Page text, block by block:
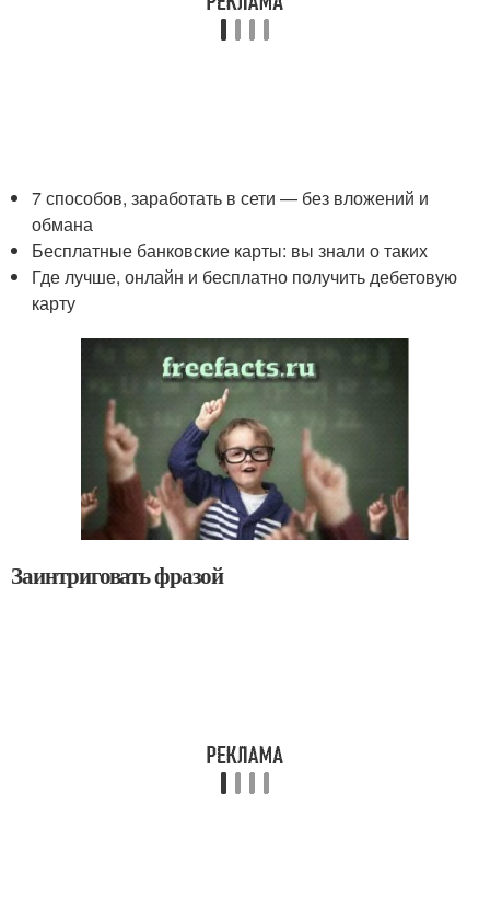
7 способов, заработать в сети — без вложений и
обмана
Бесплатные банковские карты: вы знали о таких
Где лучше, онлайн и бесплатно получить дебетовую
карту
Заинтриговать фразой